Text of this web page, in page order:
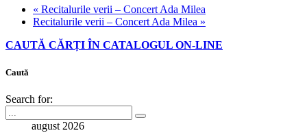
« Recitalurile verii – Concert Ada Milea
Recitalurile verii – Concert Ada Milea »
CAUTĂ CĂRȚI ÎN CATALOGUL ON-LINE
Caută
Search for:
august 2026